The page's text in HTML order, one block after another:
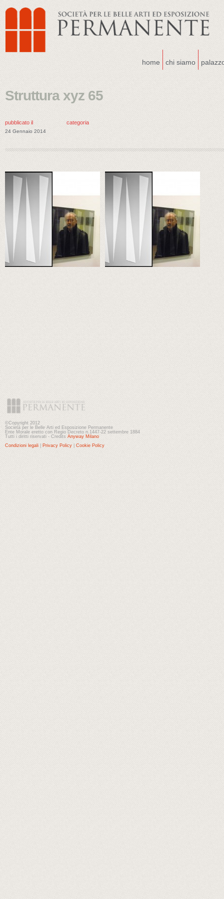
home chi siamo
Struttura xyz 65
pubblicato il
24 Gennaio 2014
categoria
©Copyright 2012
Società per le Belle Arti ed Esposizione Permanente
Ente Morale eretto con Regio Decreto n.1447-22 settembre 1884
Tutti i diritti riservati - Credits Anyway Milano
Condizioni legali
Privacy Policy Cookie Policy